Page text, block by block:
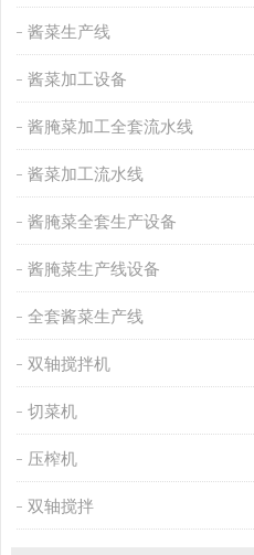
酱菜生产线
酱菜加工设备
酱腌菜加工全套流水线
酱菜加工流水线
酱腌菜全套生产设备
酱腌菜生产线设备
全套酱菜生产线
双轴搅拌机
切菜机
压榨机
双轴搅拌